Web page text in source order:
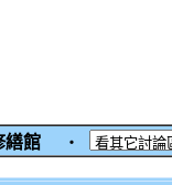
繕館 ‧